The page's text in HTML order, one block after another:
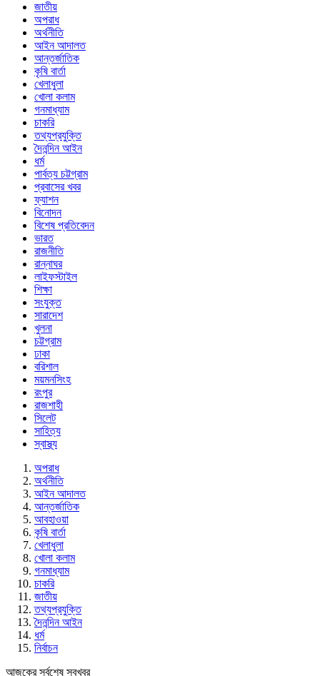
জাতীয়
অপরাধ
অর্থনীতি
আইন আদালত
আন্তর্জাতিক
কৃষি বার্তা
খেলাধুলা
খোলা কলাম
গনমাধ্যাম
চাকরি
তথ্যপ্রযুক্তি
দৈনন্দিন আইন
ধর্ম
পার্বত্য চট্টগ্রাম
প্রবাসের খবর
ফ্যাশন
বিনোদন
বিশেষ প্রতিবেদন
ভারত
রাজনীতি
রান্নাঘর
লাইফস্টাইল
শিক্ষা
সংযুক্ত
সারাদেশ
খুলনা
চট্টগ্রাম
ঢাকা
বরিশাল
ময়মনসিংহ
রংপুর
রাজশাহী
সিলেট
সাহিত্য
স্বাস্থ্য
অপরাধ
অর্থনীতি
আইন আদালত
আন্তর্জাতিক
আবহাওয়া
কৃষি বার্তা
খেলাধুলা
খোলা কলাম
গনমাধ্যাম
চাকরি
জাতীয়
তথ্যপ্রযুক্তি
দৈনন্দিন আইন
ধর্ম
নির্বাচন
আজকের সর্বশেষ সবখবর